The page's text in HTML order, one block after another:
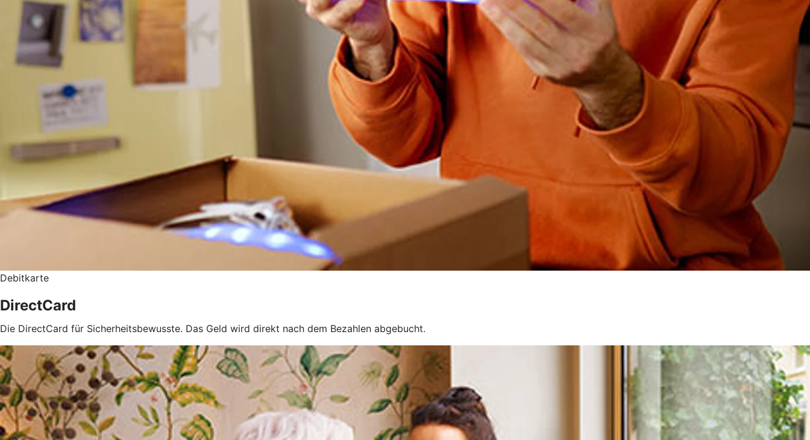
Debitkarte
DirectCard
Die DirectCard für Sicherheitsbewusste. Das Geld wird direkt nach dem Bezahlen abgebucht.